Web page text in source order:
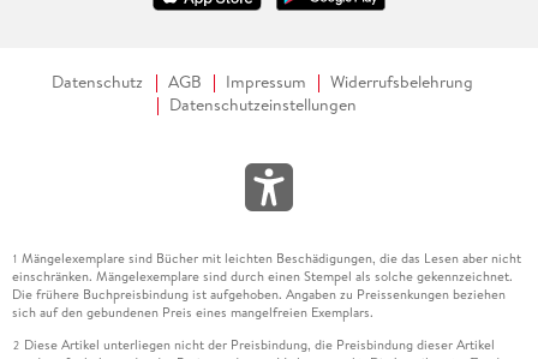
Datenschutz AGB Impressum
Widerrufsbelehrung
Datenschutzeinstellungen
1 Mängelexemplare sind Bücher mit leichten Beschädigungen, die das Lesen aber nicht
einschränken. Mängelexemplare sind durch einen Stempel als solche gekennzeichnet.
Die frühere Buchpreisbindung ist aufgehoben. Angaben zu Preissenkungen beziehen
sich auf den gebundenen Preis eines mangelfreien Exemplars.
2 Diese Artikel unterliegen nicht der Preisbindung, die Preisbindung dieser Artikel